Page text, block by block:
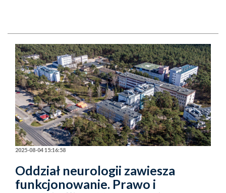
2025-08-04 15:16:58
Oddział neurologii zawiesza
funkcjonowanie. Prawo i